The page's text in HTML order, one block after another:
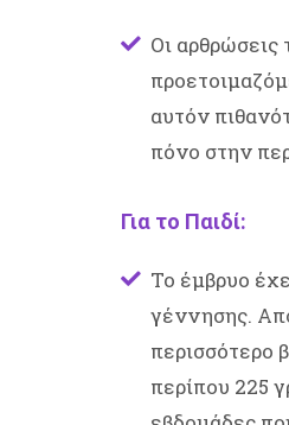
Οι αρθρώσεις
αυτόν
πόνο στην
Για το Παιδί:
Το έμβρυο
γέννησης.
περισσότερο
περίπου 225